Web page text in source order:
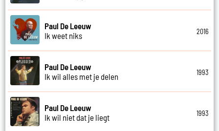
Paul De Leeuw
Ik weet niks
2016
Paul De Leeuw
Ik wil alles met je delen
1993
Paul De Leeuw
Ik wil niet dat je liegt
1993